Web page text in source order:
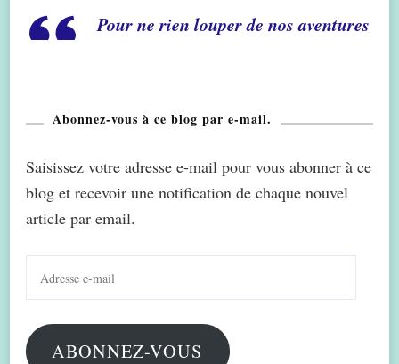
Pour ne rien louper de nos aventures
Abonnez-vous à ce blog par e-mail.
Saisissez votre adresse e-mail pour vous abonner à ce
blog et recevoir une notification de chaque nouvel
article par email.
mail
ABONNEZ-VOUS